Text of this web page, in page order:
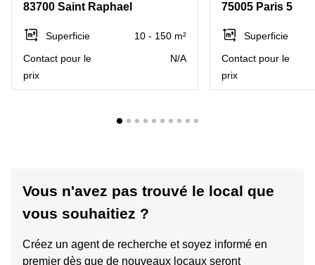
83700 Saint Raphael
Superficie
10 - 150 m²
Contact pour le
prix
N/A
75005 Paris 5
Superficie
Contact pour le
prix
Vous n'avez pas trouvé le local que
vous souhaitiez ?
Créez un agent de recherche et soyez informé en
premier dès que de nouveaux locaux seront